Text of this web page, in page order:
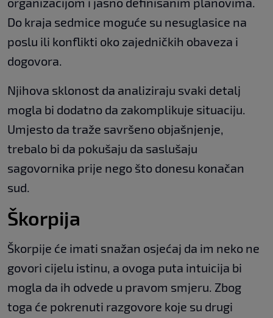
Do kraja sedmice moguće su nesuglasice na
poslu ili konflikti oko zajedničkih obaveza i
dogovora.
Njihova sklonost da analiziraju svaki detalj
mogla bi dodatno da zakomplikuje situaciju.
Umjesto da traže savršeno objašnjenje,
trebalo bi da pokušaju da saslušaju
sagovornika prije nego što donesu konačan
sud.
Škorpija
Škorpije će imati snažan osjećaj da im neko ne
govori cijelu istinu, a ovoga puta intuicija bi
mogla da ih odvede u pravom smjeru. Zbog
toga će pokrenuti razgovore koje su drugi